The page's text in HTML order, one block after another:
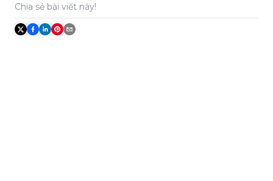
Chia sẻ bài viết này!